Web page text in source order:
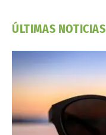
ÚLTIMAS NOTICIAS